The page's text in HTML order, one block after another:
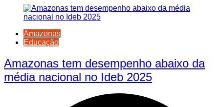
Amazonas
Educação
Amazonas tem desempenho abaixo da
média nacional no Ideb 2025